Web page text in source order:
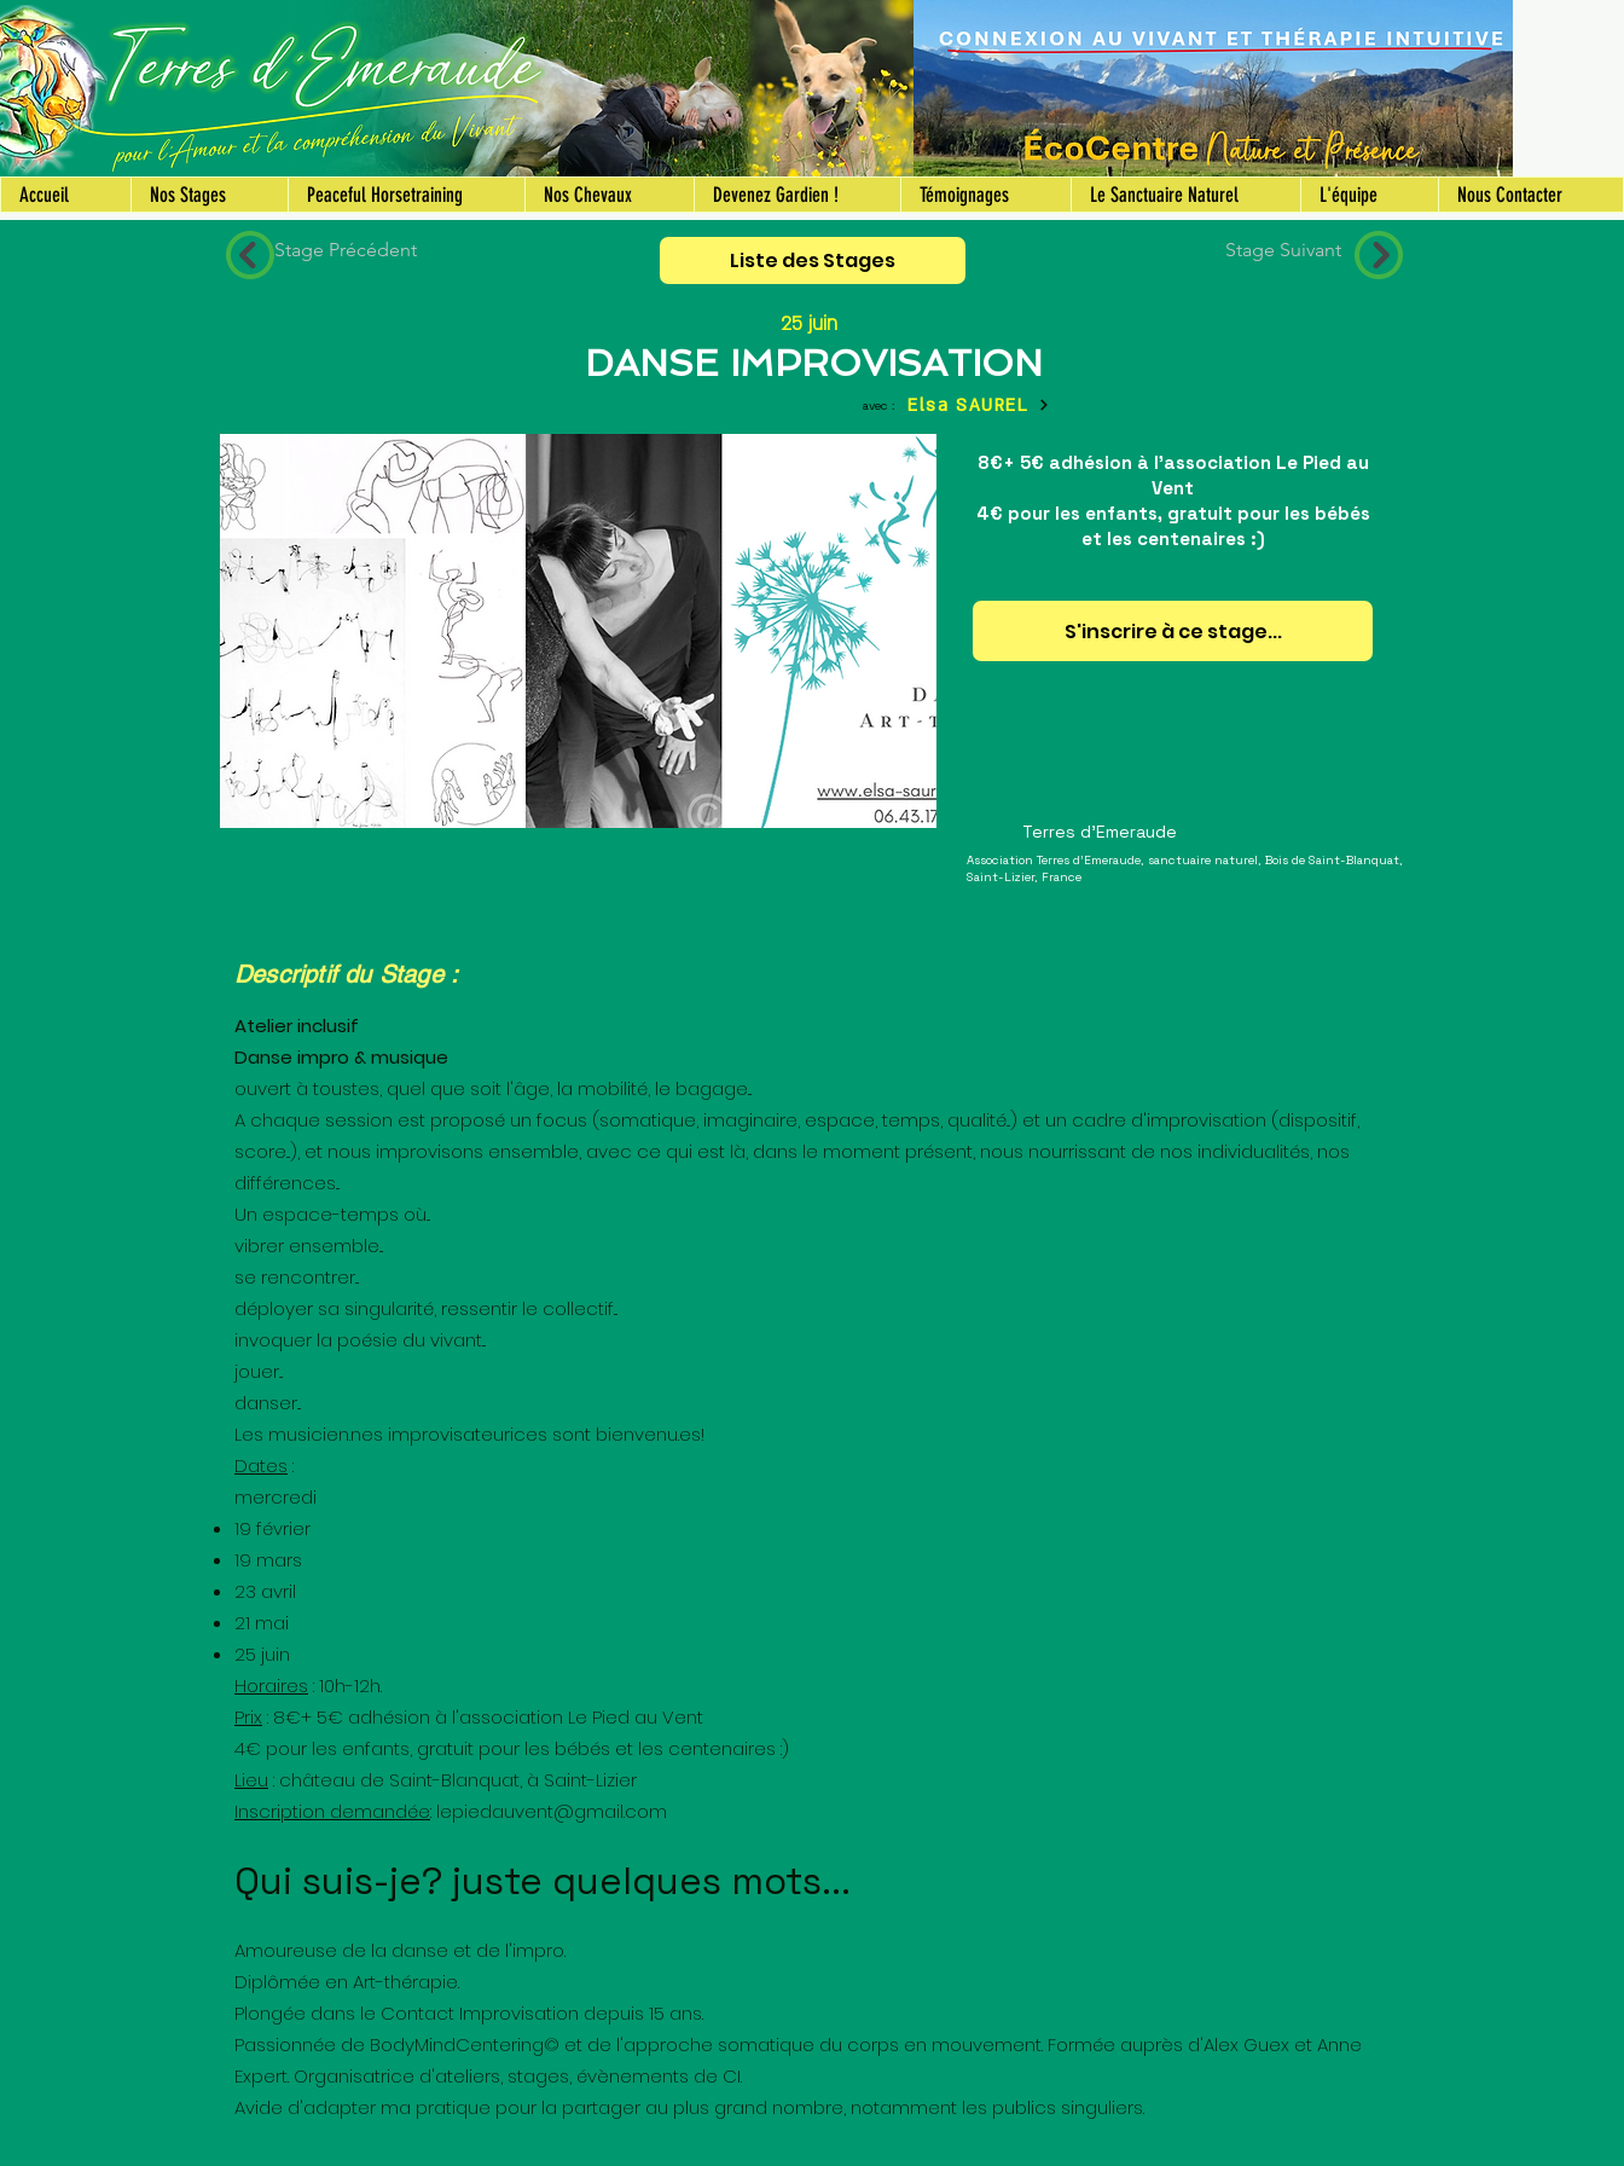
Accueil Nos Stages Peaceful Horsetraining Nos Chevaux Devenez Gardien ! Témoignages Le Sanctuaire Naturel L'équipe Nous Contacter
Stage Précédent Liste des Stages Stage Suivant
DANSE IMPROVISATION
25 juin
avec : Elsa SAUREL
8€+ 5€ adhésion à l'association Le Pied au
Vent
4€ pour les enfants, gratuit pour les bébés
et les centenaires :)
S'inscrire à ce stage...
Terres d'Emeraude
Association Terres d'Emeraude, sanctuaire naturel, Bois de Saint-Blanquat,
Saint-Lizier, France
Descriptif du Stage :
Atelier inclusif
Danse impro & musique
ouvert à toustes, quel que soit l'âge, la mobilité, le bagage...
A chaque session est proposé un focus (somatique, imaginaire, espace, temps, qualité...) et un cadre d'improvisation (dispositif,
score...), et nous improvisons ensemble, avec ce qui est là, dans le moment présent, nous nourrissant de nos individualités, nos
différences...
Un espace-temps où...
vibrer ensemble...
se rencontrer...
déployer sa singularité, ressentir le collectif...
invoquer la poésie du vivant...
jouer...
danser...
Les musicien.nes improvisateurices sont bienvenu.es!
Dates :
mercredi
19 février
19 mars
23 avril
21 mai
25 juin
Horaires : 10h-12h.
Prix : 8€+ 5€ adhésion à l'association Le Pied au Vent
4€ pour les enfants, gratuit pour les bébés et les centenaires :)
Lieu : château de Saint-Blanquat, à Saint-Lizier
Inscription demandée: lepiedauvent@gmail.com
Qui suis-je? juste quelques mots...
Amoureuse de la danse et de l'impro.
Diplômée en Art-thérapie.
Plongée dans le Contact Improvisation depuis 15 ans.
Passionnée de BodyMindCentering© et de l'approche somatique du corps en mouvement. Formée auprès d'Alex Guex et Anne
Expert. Organisatrice d'ateliers, stages, évènements de CI.
Avide d'adapter ma pratique pour la partager au plus grand nombre, notamment les publics singuliers.